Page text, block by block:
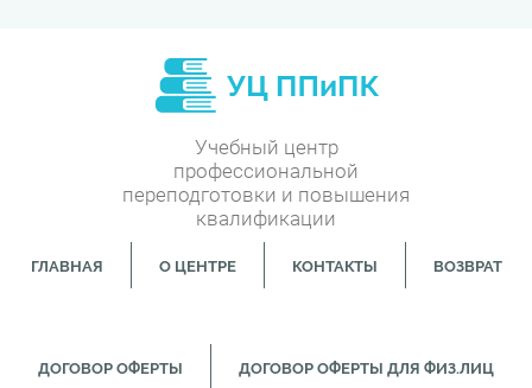
Учебный центр
профессиональной
переподготовки и повышения
квалификации
ГЛАВНАЯ О ЦЕНТРЕ КОНТАКТЫ ВОЗВРАТ
ДОГОВОР ОФЕРТЫ ДОГОВОР ОФЕРТЫ ДЛЯ ФИЗ.ЛИЦ